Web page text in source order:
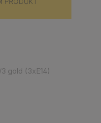
gold (3xE14)